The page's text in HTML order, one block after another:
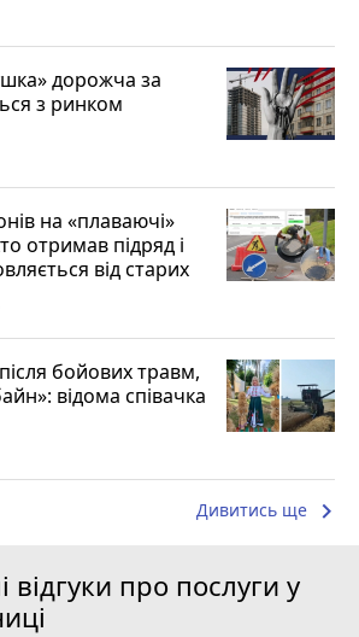
дорожча за
з ринком
на «плаваючі»
отримав підряд і
від старих
бойових травм,
відома співачка
Дивитись ще keyboard_arrow_right
відгуки про послуги у